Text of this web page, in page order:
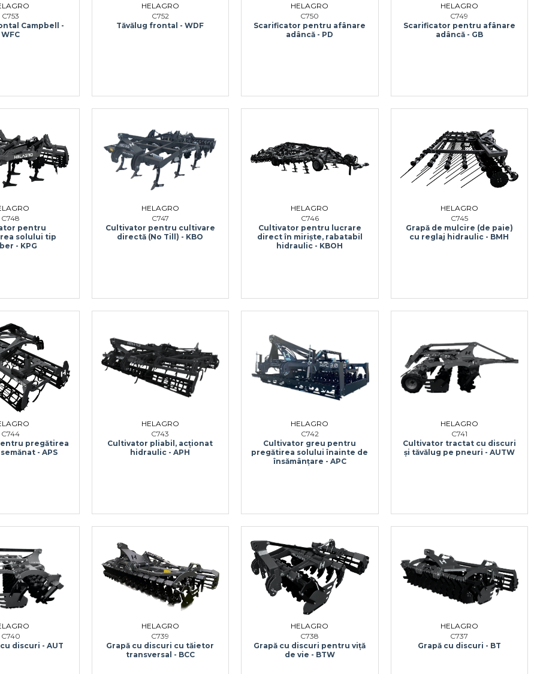
C753
Campbell -
WFC
HELAGRO
C752
Tăvălug frontal - WDF
HELAGRO
C750
Scarificator pentru afânare
adâncă - PD
HELAGRO
C749
Scarificator pentru afânare
adâncă - GB
C748
pentru
solului tip
- KPG
HELAGRO
C747
Cultivator pentru cultivare
directă (No Till) - KBO
HELAGRO
C746
Cultivator pentru lucrare
direct în miriște, rabatabil
hidraulic - KBOH
HELAGRO
C745
Grapă de mulcire (de paie)
cu reglaj hidraulic - BMH
C744
pregătirea
- APS
HELAGRO
C743
Cultivator pliabil, acționat
hidraulic - APH
HELAGRO
C742
Cultivator greu pentru
pregătirea solului înainte de
însămânțare - APC
HELAGRO
C741
Cultivator tractat cu discuri
și tăvălug pe pneuri - AUTW
C740
discuri - AUT
HELAGRO
C739
Grapă cu discuri cu tăietor
transversal - BCC
HELAGRO
C738
Grapă cu discuri pentru viță
de vie - BTW
HELAGRO
C737
Grapă cu discuri - BT